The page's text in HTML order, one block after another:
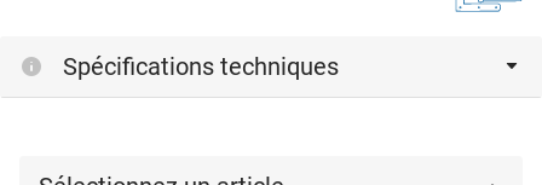
Spécifications techniques